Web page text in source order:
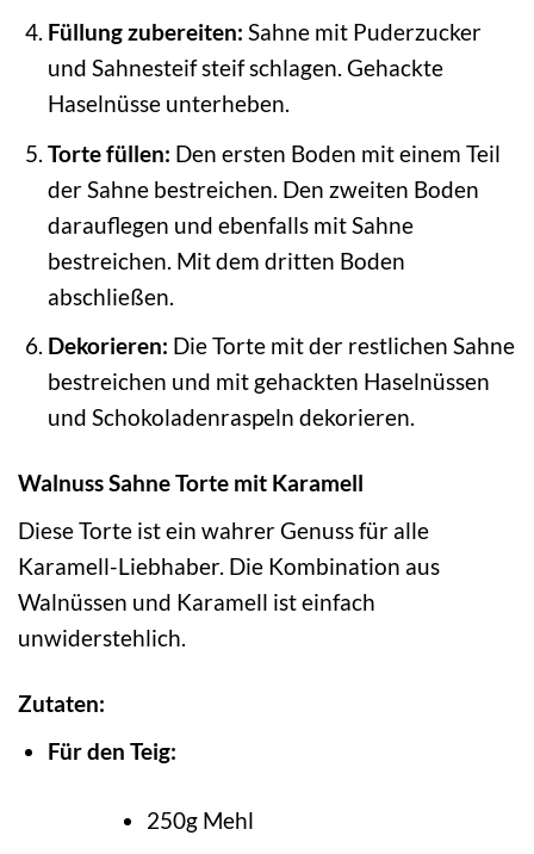
Füllung zubereiten: Sahne mit Puderzucker
und Sahnesteif steif schlagen. Gehackte
Haselnüsse unterheben.
Torte füllen: Den ersten Boden mit einem Teil
der Sahne bestreichen. Den zweiten Boden
darauflegen und ebenfalls mit Sahne
bestreichen. Mit dem dritten Boden
abschließen.
Dekorieren: Die Torte mit der restlichen Sahne
bestreichen und mit gehackten Haselnüssen
und Schokoladenraspeln dekorieren.
Walnuss Sahne Torte mit Karamell
Diese Torte ist ein wahrer Genuss für alle
Karamell-Liebhaber. Die Kombination aus
Walnüssen und Karamell ist einfach
unwiderstehlich.
Zutaten:
Für den Teig:
250g Mehl